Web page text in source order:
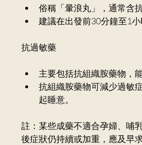
俗稱「暈浪丸」，通常含
建議在出發前30分鐘至1小
抗過敏藥
主要包括抗組織胺藥物，
抗組織胺藥物可減少過敏
起睡意。
註：某些成藥不適合孕婦、哺
後症狀仍持續或加重，應及早